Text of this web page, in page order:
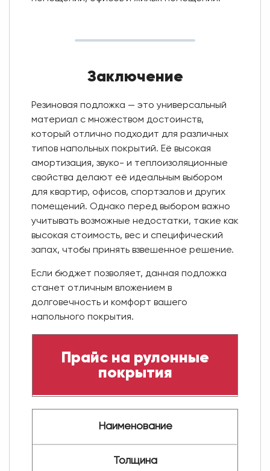
Заключение
Резиновая подложка — это универсальный
материал с множеством достоинств,
который отлично подходит для различных
типов напольных покрытий. Её высокая
амортизация, звуко- и теплоизоляционные
свойства делают её идеальным выбором
для квартир, офисов, спортзалов и других
помещений. Однако перед выбором важно
учитывать возможные недостатки, такие как
высокая стоимость, вес и специфический
запах, чтобы принять взвешенное решение.
Если бюджет позволяет, данная подложка
станет отличным вложением в
долговечность и комфорт вашего
напольного покрытия.
Прайс на рулонные
покрытия
Наименование
Толщина